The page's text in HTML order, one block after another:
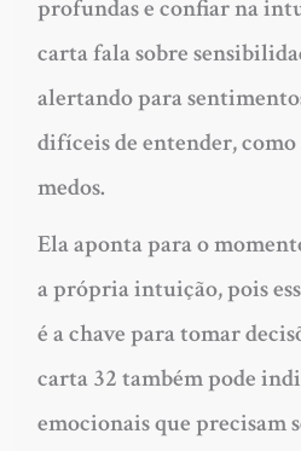
profundas e confiar na
carta fala sobre
alertando para
difíceis de entender, como
medos.
Ela aponta para o
a própria intuição, pois
é a chave para tomar
carta 32 também pode
emocionais que precisam